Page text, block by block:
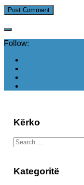
Follow:
Kërko
Search
for:
Kategoritë